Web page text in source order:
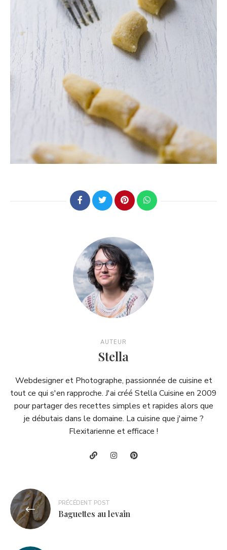
AUTEUR
Stella
Webdesigner et Photographe, passionnée de cuisine et
tout ce qui s'en rapproche. J'ai créé Stella Cuisine en 2009
pour partager des recettes simples et rapides alors que
je débutais dans le domaine. La cuisine que j'aime ?
Flexitarienne et efficace !
Navigation
de
l’article
PRÉCÉDENT POST
Baguettes au levain